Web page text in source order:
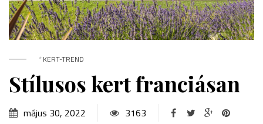
*KERT-TREND
Stílusos kert franciásan
május 30, 2022
3163